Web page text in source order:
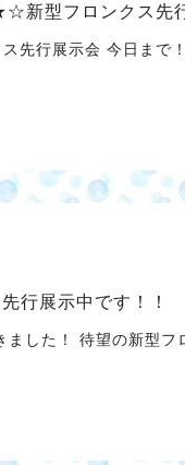
新型フロンクス
先行展示会 今日まで
行展示中です！！
した！ 待望の新型